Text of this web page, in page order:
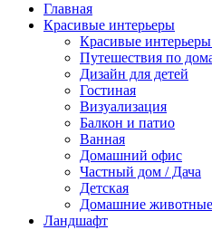
Главная
Красивые интерьеры
Красивые
Путешествия по
Дизайн для детей
Гостиная
Визуализация
Балкон и патио
Ванная
Домашний офис
Частный дом / Дача
Детская
Домашние животные
Ландшафт